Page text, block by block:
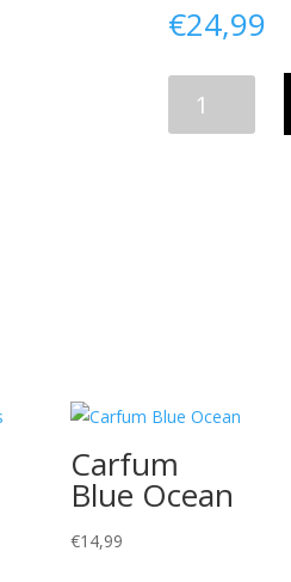
€24,99
Quick
Carfum
Blue Ocean
€14,99